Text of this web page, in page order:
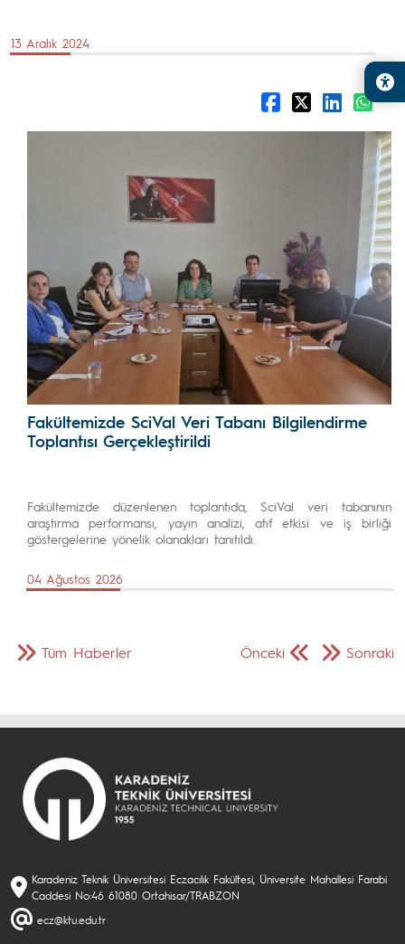
13 Aralık 2024
Fakültemizde SciVal Veri Tabanı Bilgilendirme
Toplantısı Gerçekleştirildi
Fakültemizde düzenlenen toplantıda, SciVal veri tabanının
araştırma performansı, yayın analizi, atıf etkisi ve iş birliği
göstergelerine yönelik olanakları tanıtıldı.
04 Ağustos 2026
Önceki Sonraki
Tüm Haberler
Karadeniz Teknik Üniversitesi Eczacılık Fakültesi, Üniversite Mahallesi Farabi
Caddesi No:46 61080 Ortahisar/TRABZON
ecz@ktu.edu.tr